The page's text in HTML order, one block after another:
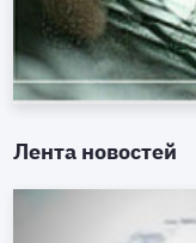
Лента новостей